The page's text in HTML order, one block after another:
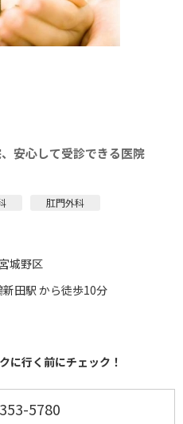
安心して受診できる医院
肛門外科
城野区
田駅 から徒歩10分
に行く前にチェック！
5780